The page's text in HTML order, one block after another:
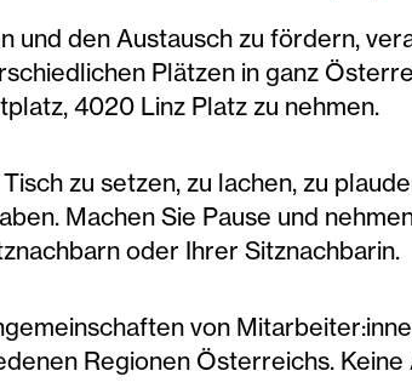
und den Austausch zu fördern,
Plätzen in ganz
4020 Linz Platz zu nehmen.
zu setzen, zu lachen, zu
Machen Sie Pause und
oder Ihrer Sitznachbarin.
von
Regionen Österreichs.